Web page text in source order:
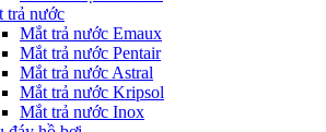
trả nước
Mắt trả nước Emaux
Mắt trả nước Pentair
Mắt trả nước Astral
Mắt trả nước Kripsol
Mắt trả nước Inox